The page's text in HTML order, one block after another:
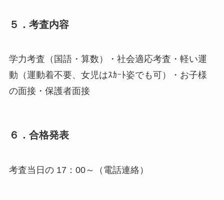
５．考査内容
学力考査（国語・算数）・社会適応考査・軽い運
動（運動着不要、女児はｽｶｰﾄ姿でも可）・お子様
の面接・保護者面接
６．合格発表
考査当日の 17：00～（電話連絡）